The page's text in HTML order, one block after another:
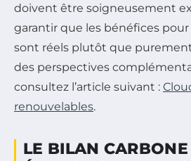
doivent être soigneusement
garantir que les bénéfices
sont réels plutôt que
des perspectives
consultez l’article suivant :
renouvelables.
LE BILAN CARBONE